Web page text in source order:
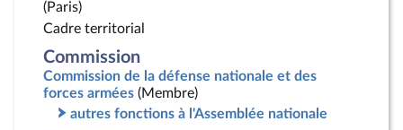
(Paris)
Cadre territorial
Commission
Commission de la défense nationale et des
forces armées (Membre)
autres fonctions à l'Assemblée nationale